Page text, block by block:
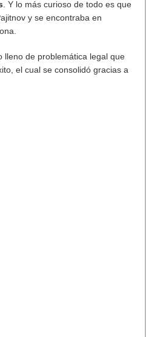
. Y lo más curioso de todo es que
y se encontraba en
lleno de problemática legal que
el cual se consolidó gracias a